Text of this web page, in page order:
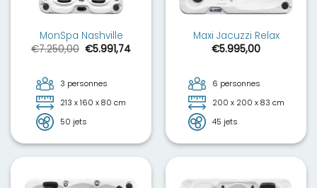
MonSpa Nashville
€7.250,00 Le
€7.250,00.
€5.991,74Le
3 personnes
213 x 160 x 80 cm
50 jets
Maxi Jacuzzi Relax
€5.995,00
6 personnes
200 x 200 x 83 cm
45 jets